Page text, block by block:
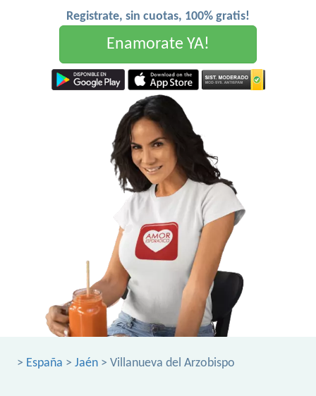
Registrate, sin cuotas, 100% gratis!
Enamorate YA!
> España > Jaén > Villanueva del Arzobispo